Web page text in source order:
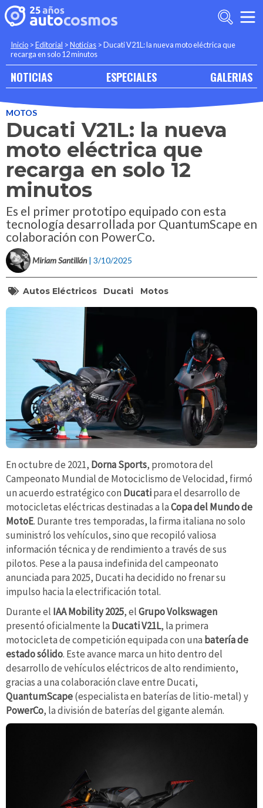
Inicio >Editorial >Noticias >Ducati V21L: la nueva moto eléctrica que
recarga en solo 12 minutos
NOTICIAS ESPECIALES GALERIAS
MOTOS
Ducati V21L: la nueva
moto eléctrica que
recarga en solo 12
minutos
Es el primer prototipo equipado con esta
tecnología desarrollada por QuantumScape en
colaboración con PowerCo.
Miriam Santillán | 3/10/2025
Autos Eléctricos Ducati Motos
En octubre de 2021, Dorna Sports, promotora del
Campeonato Mundial de Motociclismo de Velocidad, firmó
un acuerdo estratégico con Ducatipara el desarrollo de
motocicletas eléctricas destinadas a laCopa del Mundo de
MotoE. Durante tres temporadas, la firma italiana no solo
suministró los vehículos, sino que recopiló valiosa
información técnica y de rendimiento a través de sus
pilotos. Pese a la pausa indefinida del campeonato
anunciada para 2025, Ducati ha decidido no frenar su
impulso hacia la electrificación total.
Durante el IAA Mobility 2025, elGrupo Volkswagen
presentó oficialmente la Ducati V21L, la primera
motocicleta de competición equipada con una batería de
estado sólido. Este avance marca un hito dentro del
desarrollo de vehículos eléctricos de alto rendimiento,
gracias a una colaboración clave entre Ducati,
QuantumScape(especialista en baterías de litio-metal) y
PowerCo, la división de baterías del gigante alemán.